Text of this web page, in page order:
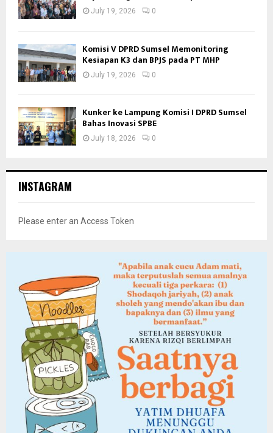
July 19, 2026 0
Komisi V DPRD Sumsel Memonitoring
Kesiapan K3 dan BPJS pada PT MHP
July 19, 2026 0
Kunker ke Lampung Komisi I DPRD Sumsel
Bahas Inovasi SPBE
July 18, 2026 0
INSTAGRAM
Please enter an Access Token